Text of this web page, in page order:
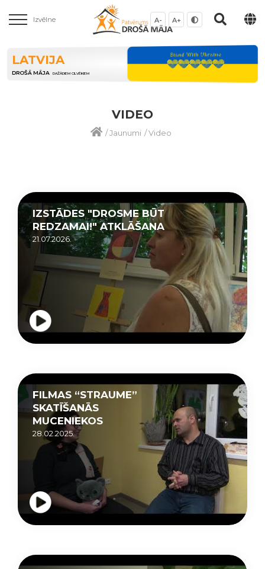
Izvēlne A- A+
LATVIJA
DROŠĀ MĀJA DAŽĀDIEM CILVĒKIEM
VIDEO
/Jaunumi /Video
IZSTĀDES "DROSME BŪT
REDZAMAI!" ATKLĀŠANA
21.07.2026.
FILMAS “STRAUME”
SKATĪŠANĀS
MUCENIEKOS
28.02.2025.